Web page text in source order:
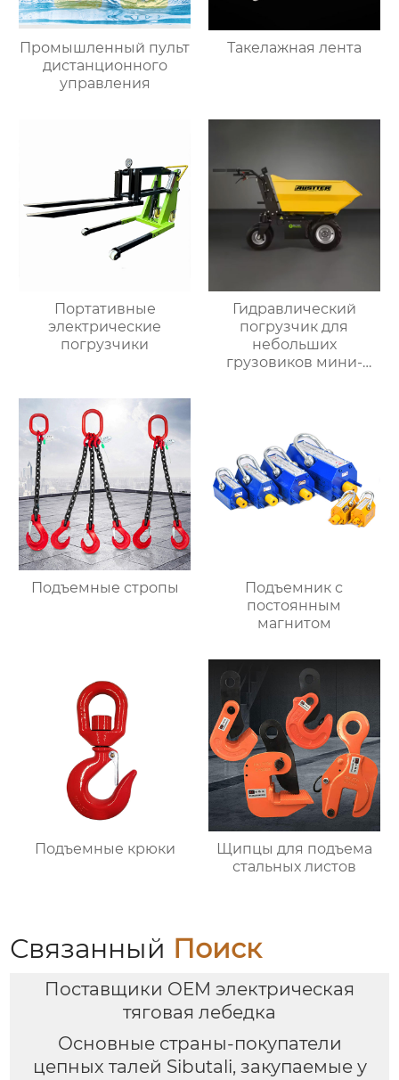
Промышленный пульт
дистанционного
управления
Такелажная лента
Портативные
электрические
погрузчики
Гидравлический
погрузчик для
небольших
грузовиков мини-
Подъемные стропы
Подъемник с
постоянным
магнитом
Подъемные крюки
Щипцы для подъема
стальных листов
Связанный Поиск
Поставщики OEM электрическая
тяговая лебедка
Основные страны-покупатели
цепных талей Sibutali, закупаемые у